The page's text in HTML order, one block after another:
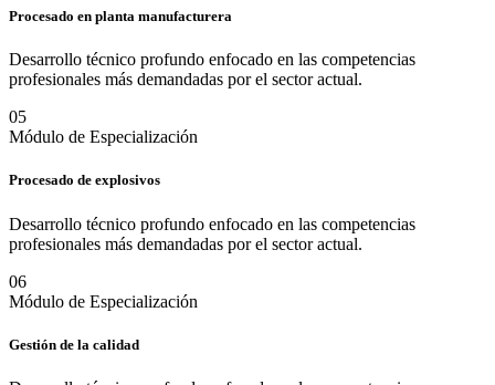
Procesado en planta manufacturera
Desarrollo técnico profundo enfocado en las competencias
profesionales más demandadas por el sector actual.
05
Módulo de Especialización
Procesado de explosivos
Desarrollo técnico profundo enfocado en las competencias
profesionales más demandadas por el sector actual.
06
Módulo de Especialización
Gestión de la calidad